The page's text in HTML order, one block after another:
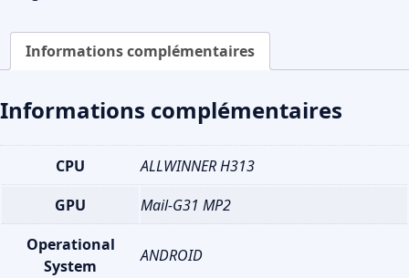
Informations complémentaires
Informations complémentaires
CPU
ALLWINNER H313
GPU
Mail-G31 MP2
Operational
System
ANDROID